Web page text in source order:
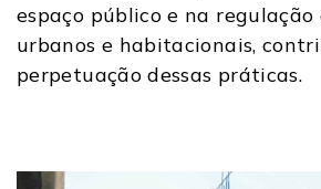
espaço público e na
urbanos e habitacionais,
perpetuação dessas práticas.